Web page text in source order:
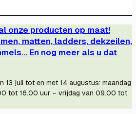
onze producten op maat!
matten, ladders, dekzeilen,
En nog meer als u dat
13 juli tot en met 14 augustus: maandag
tot 16.00 uur – vrijdag van 09.00 tot